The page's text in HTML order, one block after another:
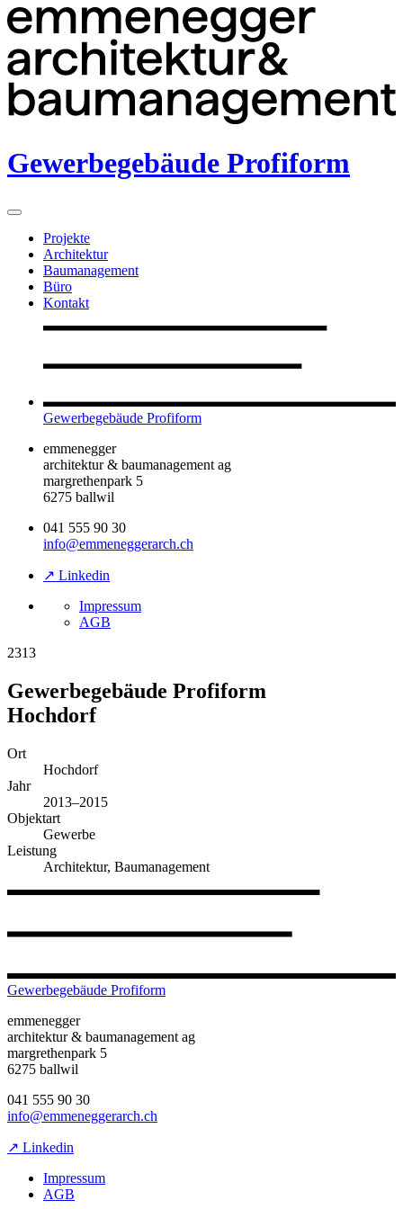
Gewerbegebäude Profiform
Projekte
Architektur
Baumanagement
Büro
Kontakt
Gewerbegebäude Profiform
emmenegger
architektur & baumanagement ag
margrethenpark 5
6275 ballwil
041 555 90 30
info@emmeneggerarch.ch
↗ Linkedin
Impressum
AGB
2313
Gewerbegebäude Profiform
Hochdorf
Ort
Hochdorf
Jahr
2013–2015
Objektart
Gewerbe
Leistung
Architektur, Baumanagement
Gewerbegebäude Profiform
emmenegger
architektur & baumanagement ag
margrethenpark 5
6275 ballwil
041 555 90 30
info@emmeneggerarch.ch
↗ Linkedin
Impressum
AGB